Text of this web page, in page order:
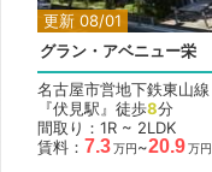
更新 08/01
グラン・アベニュー栄
名古屋市営地下鉄東山線
『伏見駅』徒歩8分
間取り：1R ~ 2LDK
賃料： 7.3万円~20.9万円